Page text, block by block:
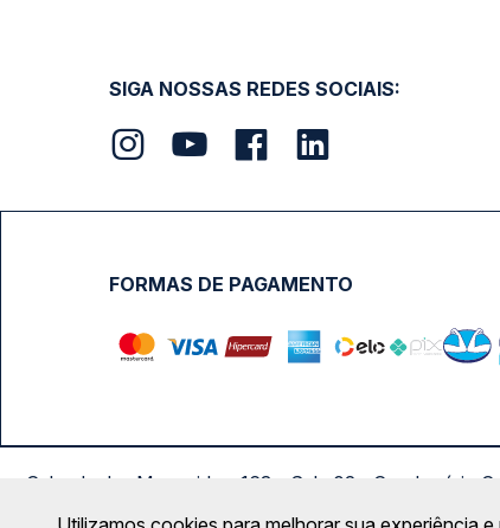
SIGA NOSSAS REDES SOCIAIS:
FORMAS DE PAGAMENTO
Calçada das Margaridas, 163 - Sala 02 - Condomínio